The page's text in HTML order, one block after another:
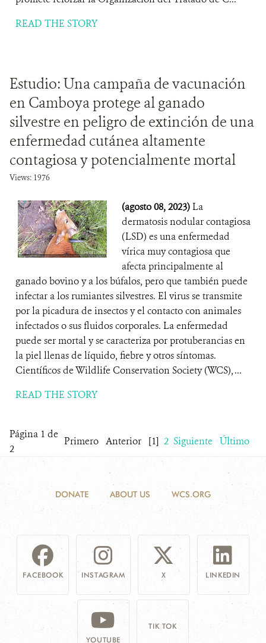
READ THE STORY
Estudio: Una campaña de vacunación
en Camboya protege al ganado
silvestre en peligro de extinción de una
enfermedad cutánea altamente
contagiosa y potencialmente mortal
Views: 1976
(agosto 08, 2023)La
dermatosis nodular contagiosa
(LSD) es una enfermedad
vírica muy contagiosa que
afecta principalmente al
ganado bovino y a los búfalos, pero que también puede
infectar a los rumiantes silvestres. El virus se transmite
por la picadura de insectos y el contacto con animales
infectados o sus fluidos corporales. La enfermedad
puede ser mortal y se caracteriza por protuberancias en
la piel llenas de líquido, fiebre y otros síntomas.
Científicos de Wildlife Conservation Society (WCS), ...
READ THE STORY
Página 1 de
2
Primero Anterior [1] 2 Siguiente Último
DONATE ABOUT US WCS.ORG
FACEBOOK INSTAGRAM X LINKEDIN
YOUTUBE
TIK TOK